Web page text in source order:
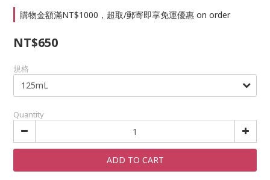
購物金額滿NT$1000，超取/郵寄即享免運優惠 on order
NT$650
規格
Quantity
ADD TO CART